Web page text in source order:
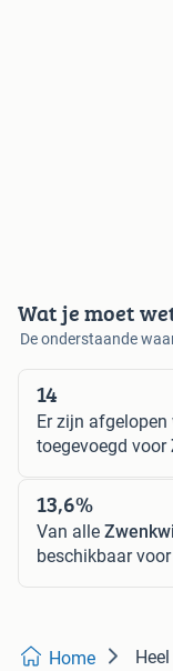
Wat je moet
De onderstaande
14
Er zijn afgelopen
toegevoegd voor
13,6%
Van alle
beschikbaar
Home